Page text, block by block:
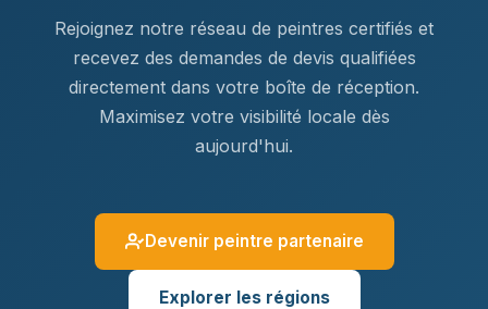
Rejoignez notre réseau de peintres certifiés et
recevez des demandes de devis qualifiées
directement dans votre boîte de réception.
Maximisez votre visibilité locale dès
aujourd'hui.
Devenir peintre partenaire
Explorer les régions